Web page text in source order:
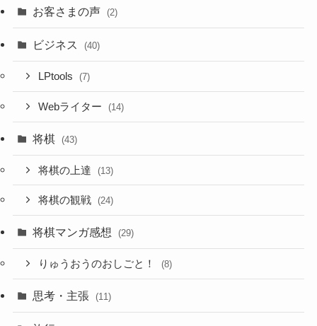
お客さまの声 (2)
ビジネス (40)
LPtools (7)
Webライター (14)
将棋 (43)
将棋の上達 (13)
将棋の観戦 (24)
将棋マンガ感想 (29)
りゅうおうのおしごと！ (8)
思考・主張 (11)